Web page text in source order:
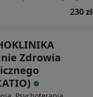
230 zł
Zdrowia